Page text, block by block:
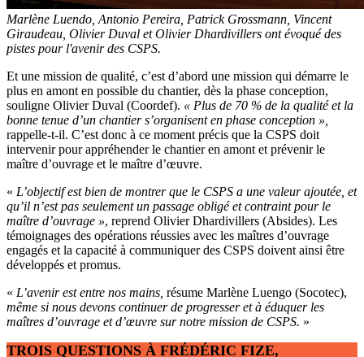
Marlène Luendo, Antonio Pereira, Patrick Grossmann, Vincent
Giraudeau, Olivier Duval et Olivier Dhardivillers ont évoqué des
pistes pour l'avenir des CSPS.
Et une mission de qualité, c’est d’abord une mission qui démarre le
plus en amont en possible du chantier, dès la phase conception,
souligne Olivier Duval (Coordef). « Plus de 70 % de la qualité et la
bonne tenue d’un chantier s’organisent en phase conception »,
rappelle-t-il. C’est donc à ce moment précis que la CSPS doit
intervenir pour appréhender le chantier en amont et prévenir le
maître d’ouvrage et le maître d’œuvre.
« L’objectif est bien de montrer que le CSPS a une valeur ajoutée, et
qu’il n’est pas seulement un passage obligé et contraint pour le
maître d’ouvrage », reprend Olivier Dhardivillers (Absides). Les
témoignages des opérations réussies avec les maîtres d’ouvrage
engagés et la capacité à communiquer des CSPS doivent ainsi être
développés et promus.
« L’avenir est entre nos mains, résume Marlène Luengo (Socotec),
même si nous devons continuer de progresser et à éduquer les
maîtres d’ouvrage et d’œuvre sur notre mission de CSPS. »
TROIS QUESTIONS À FRÉDÉRIC FIZE,